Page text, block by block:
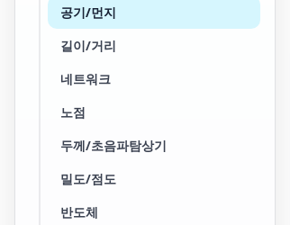
공기/먼지
길이/거리
네트워크
노점
두께/초음파탐상기
밀도/점도
반도체